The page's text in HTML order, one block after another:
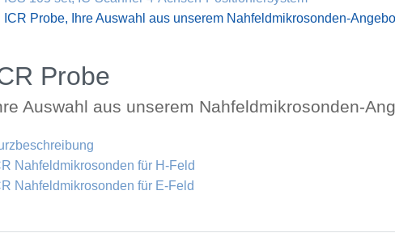
ICR Probe, Ihre Auswahl aus unserem Nahfeldmikrosonden-
Probe
Auswahl aus unserem Nahfeldmikrosonden-
Nahfeldmikrosonden für H-Feld
Nahfeldmikrosonden für E-Feld